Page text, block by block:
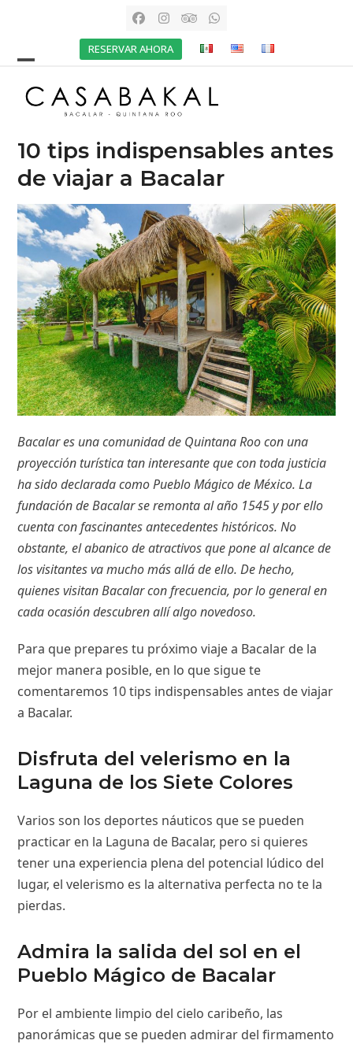
Facebook
Instagram
Tripadvisor
Whatsapp
RESERVAR AHORA
mobile
menu
mobile
menu
10 tips indispensables antes
de viajar a Bacalar
Bacalar es una comunidad de Quintana Roo con una
proyección turística tan interesante que con toda justicia
ha sido declarada como Pueblo Mágico de México. La
fundación de Bacalar se remonta al año 1545 y por ello
cuenta con fascinantes antecedentes históricos. No
obstante, el abanico de atractivos que pone al alcance de
los visitantes va mucho más allá de ello. De hecho,
quienes visitan Bacalar con frecuencia, por lo general en
cada ocasión descubren allí algo novedoso.
Para que prepares tu próximo viaje a Bacalar de la
mejor manera posible, en lo que sigue te
comentaremos 10 tips indispensables antes de viajar
a Bacalar.
Disfruta del velerismo en la
Laguna de los Siete Colores
Varios son los deportes náuticos que se pueden
practicar en la Laguna de Bacalar, pero si quieres
tener una experiencia plena del potencial lúdico del
lugar, el velerismo es la alternativa perfecta no te la
pierdas.
Admira la salida del sol en el
Pueblo Mágico de Bacalar
Por el ambiente limpio del cielo caribeño, las
panorámicas que se pueden admirar del firmamento